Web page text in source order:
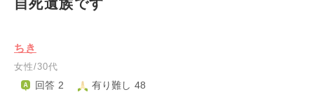
自死遺族です
ちき
女性/30代
回答 2 有り難し 48